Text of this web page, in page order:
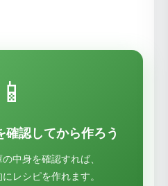
📱
認してから作ろう
中身を確認すれば、
レシピを作れます。